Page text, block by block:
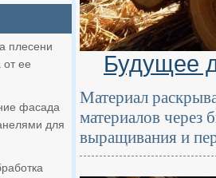
плесени
ее
фасада
для
Будущее
Материал
материалов через
выращивания и